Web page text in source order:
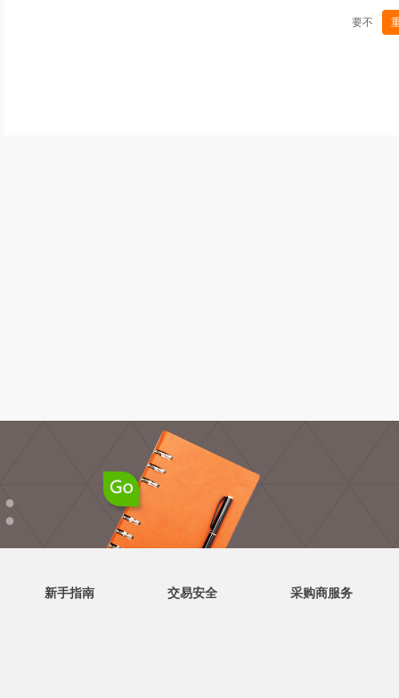
要不
●
●
新手指南 交易安全 采购商服务